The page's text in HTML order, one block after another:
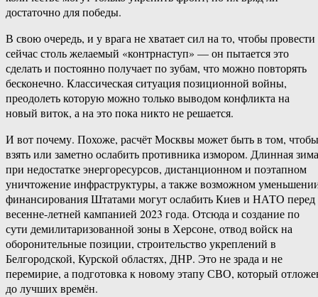
достаточно для победы.
В свою очередь, и у врага не хватает сил на то, чтобы провести
сейчас столь желаемый «контрнаступ» — он пытается это
сделать и постоянно получает по зубам, что можно повторять
бесконечно. Классическая ситуация позиционной войны,
преодолеть которую можно только выводом конфликта на
новый виток, а на это пока никто не решается.
И вот почему. Похоже, расчёт Москвы может быть в том, чтобы
взять или заметно ослабить противника измором. Длинная зима
при недостатке энергоресурсов, дистанционном и поэтапном
уничтожение инфраструктуры, а также возможном
финансирования Штатами могут ослабить Киев и НАТО перед
весенне-летней кампанией 2023 года. Отсюда и создание по
сути демилитаризованной зоны в Херсоне, отвод войск на
оборонительные позиции, строительство укреплений в
Белгородской, Курской областях, ДНР. Это не зрада и не
перемирие, а подготовка к новому этапу СВО, который
до лучших времён.